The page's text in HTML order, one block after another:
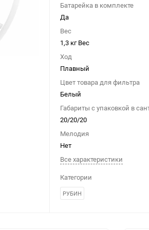
Батарейка в комплекте
Да
Вес
1,3 кг Вес
Ход
Плавный
Цвет товара для фильтра
Белый
Габариты с упаковкой в
20/20/20
Мелодия
Нет
Все характеристики
Категории
РУБИН